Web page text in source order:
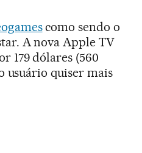
como sendo o
A nova Apple TV
179 dólares (560
usuário quiser mais